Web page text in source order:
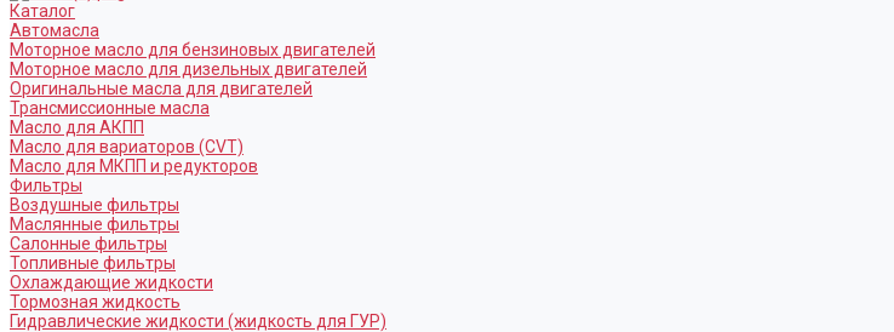
Каталог
Автомасла
Моторное масло для бензиновых двигателей
Моторное масло для дизельных двигателей
Оригинальные масла для двигателей
Трансмиссионные масла
Масло для АКПП
Масло для вариаторов (CVT)
Масло для МКПП и редукторов
Фильтры
Воздушные фильтры
Маслянные фильтры
Салонные фильтры
Топливные фильтры
Охлаждающие жидкости
Тормозная жидкость
Гидравлические жидкости (жидкость для ГУР)